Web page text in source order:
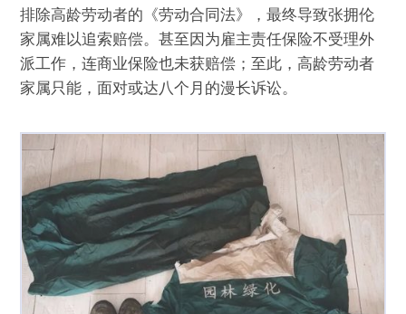
排除高龄劳动者的《劳动合同法》，最终导致张拥伦
家属难以追索赔偿。甚至因为雇主责任保险不受理外
派工作，连商业保险也未获赔偿；至此，高龄劳动者
家属只能，面对或达八个月的漫长诉讼。